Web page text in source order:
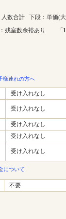
人数合計 下段：単価(
残室数余裕あり 「1
様連れの方へ
受け入れなし
受け入れなし
受け入れなし
受け入れなし
受け入れなし
について
不要